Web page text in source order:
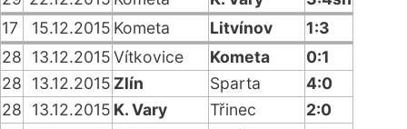
17
15.12.2015 Kometa Litvínov
1:3
28
13.12.2015Vítkovice Kometa
0:1
28
13.12.2015 Zlín Sparta
4:0
28
13.12.2015 K. Vary Třinec
2:0